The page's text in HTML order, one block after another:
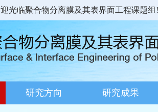
光临聚合物分离膜及其表界面工程课题组!
研究方向 研究成果